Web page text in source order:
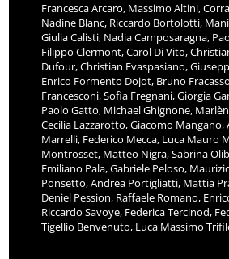
Francesca Arcaro, Massimo Altini,
Nadine Blanc, Riccardo Bortolotti,
Giulia Calisti, Nadia Camposaragna,
Filippo Clermont, Carol Di Vito,
Dufour, Christian Evaspasiano,
Enrico Formento Dojot, Bruno
Francesconi, Sofia Fregnani, Giorgia
Paolo Gatto, Michael Ghignone,
Cecilia Lazzarotto, Giacomo Mangano,
Marrelli, Federico Mecca, Luca Mauro
Montrosset, Matteo Nigra, Sabrina
Emiliano Pala, Gabriele Peloso,
Ponsetto, Andrea Portigliatti, Mattia
Deniel Pession, Raffaele Romano,
Riccardo Savoye, Federica Tercinod,
Tigellio Benvenuto, Luca Massimo